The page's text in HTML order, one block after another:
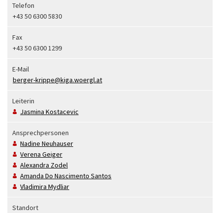
Telefon
+43 50 6300 5830
Fax
+43 50 6300 1299
E-Mail
berger-krippe@kiga.woergl.at
Leiterin
Jasmina Kostacevic
Ansprechpersonen
Nadine Neuhauser
Verena Geiger
Alexandra Zodel
Amanda Do Nascimento Santos
Vladimira Mydliar
Standort